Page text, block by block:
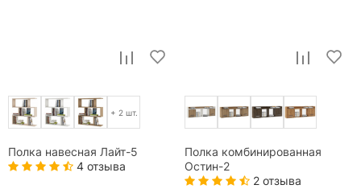
+ 2 шт.
Полка навесная Лайт-5
4 отзыва
Полка комбинированная
Остин-2
2 отзыва